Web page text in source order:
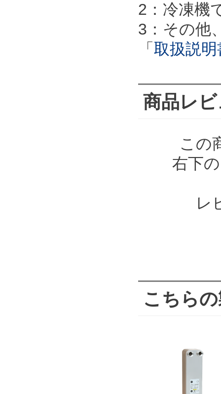
2：冷凍機
3：その他
「 取扱説明
商品レ
この
右下
レ
こちら